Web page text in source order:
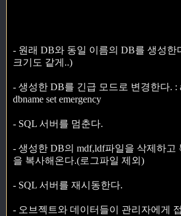
- 원래 DB와 동일 이름의 DB를 생성한
크기도 같게..)
- 생성한 DB를 긴급 모드로 변경한다. :
dbname set emergency
- SQL 서버를 멈춘다.
- 생성한 DB의 mdf,ldf파일을 삭제하고
을 복사해온다.(로그파일 제외)
- SQL 서버를 재시동한다.
- 오브젝트와 데이터들이 관리자에게